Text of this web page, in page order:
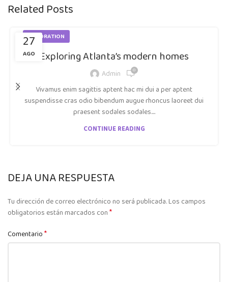
Related Posts
27
AGO
DECORATION
Exploring Atlanta’s modern homes
Admin 0
Vivamus enim sagittis aptent hac mi dui a per aptent
suspendisse cras odio bibendum augue rhoncus laoreet dui
praesent sodales sodales....
CONTINUE READING
DEJA UNA RESPUESTA
Tu dirección de correo electrónico no será publicada.Los campos
obligatorios están marcados con*
Comentario*